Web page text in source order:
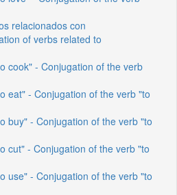
relacionados con
of verbs related to
cook" - Conjugation of the verb
eat" - Conjugation of the verb "to
buy" - Conjugation of the verb "to
cut" - Conjugation of the verb "to
use" - Conjugation of the verb "to